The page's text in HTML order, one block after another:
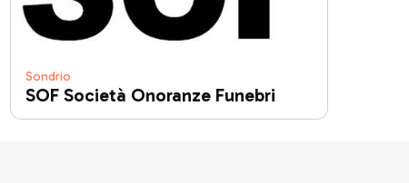
Sondrio
SOF Società Onoranze Funebri